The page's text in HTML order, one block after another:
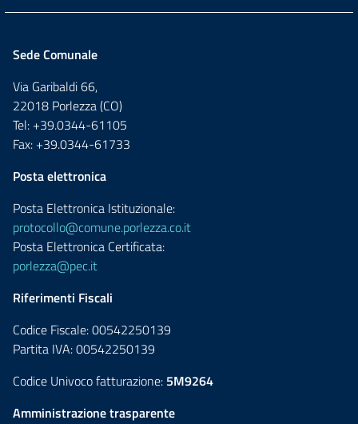
Sede Comunale
Via Garibaldi 66,
22018 Porlezza (CO)
Tel: +39.0344-61105
Fax: +39.0344-61733
Posta elettronica
Posta Elettronica Istituzionale:
protocollo@comune.porlezza.co.it
Posta Elettronica Certificata:
porlezza@pec.it
Riferimenti Fiscali
Codice Fiscale: 00542250139
Partita IVA: 00542250139
Codice Univoco fatturazione: 5M9264
Amministrazione trasparente